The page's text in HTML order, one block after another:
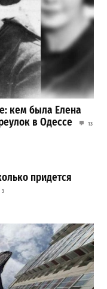
кем была Елена
в Одессе
13
придется
3